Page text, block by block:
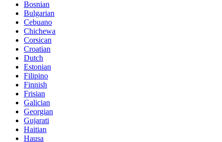
Bosnian
Bulgarian
Cebuano
Chichewa
Corsican
Croatian
Dutch
Estonian
Filipino
Finnish
Frisian
Galician
Georgian
Gujarati
Haitian
Hausa